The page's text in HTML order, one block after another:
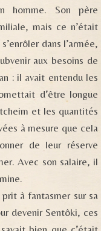
homme. Son père
mais ce n’était
dans l’armée,
aux besoins de
: il avait entendu les
d’être longue
et les quantités
à mesure que cela
de leur réserve
Avec son salaire, il
à fantasmer sur sa
devenir Sentôki, ces